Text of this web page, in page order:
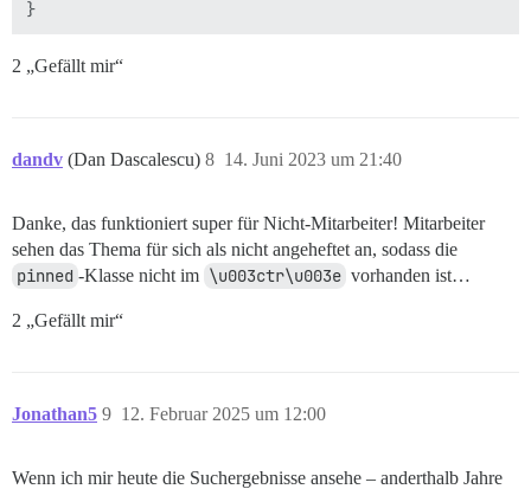
2 „Gefällt mir“
dandv (Dan Dascalescu) 14. Juni 2023 um 21:40
8
Danke, das funktioniert super für Nicht-Mitarbeiter! Mitarbeiter
sehen das Thema für sich als nicht angeheftet an, sodass die
pinned -Klasse nicht im \u003ctr\u003e vorhanden ist…
2 „Gefällt mir“
Jonathan5 12. Februar 2025 um 12:00
9
Wenn ich mir heute die Suchergebnisse ansehe – anderthalb Jahre